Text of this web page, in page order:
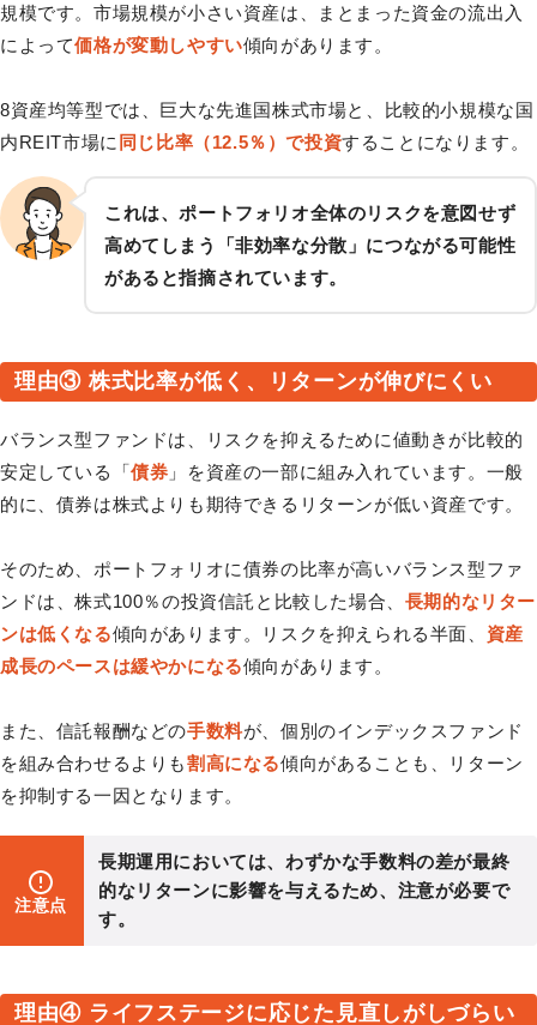
規模です。市場規模が小さい資産は、まとまった資金の流出入
によって価格が変動しやすい傾向があります。
8資産均等型では、巨大な先進国株式市場と、比較的小規模な国
内REIT市場に 同じ比率（12.5％）で投資することになります。
これは、ポートフォリオ全体のリスクを意図せず
高めてしまう「非効率な分散」につながる可能性
があると指摘されています。
理由③ 株式比率が低く、リターンが伸びにくい
バランス型ファンドは、リスクを抑えるために値動きが比較的
安定している「債券 」を資産の一部に組み入れています。一般
的に、債券は株式よりも期待できるリターンが低い資産です。
そのため、ポートフォリオに債券の比率が高いバランス型ファ
ンドは、株式100％の投資信託と比較した場合、 長期的なリター
ンは低くなる傾向があります。リスクを抑えられる半面、 資産
成長のペースは緩やかになる傾向があります。
また、信託報酬などの手数料が、個別のインデックスファンド
を組み合わせるよりも割高になる傾向があることも、リターン
を抑制する一因となります。
注意点
長期運用においては、わずかな手数料の差が最終
的なリターンに影響を与えるため、注意が必要で
す。
理由④ ライフステージに応じた見直しがしづらい